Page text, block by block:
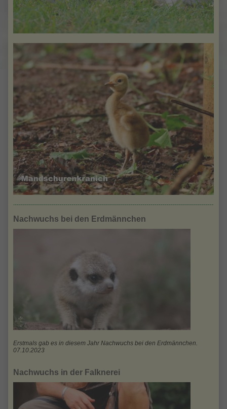
Nachwuchs bei den Erdmännchen
Erstmals gab es in diesem Jahr Nachwuchs bei den Erdmännchen.
07.10.2023
Nachwuchs in der Falknerei